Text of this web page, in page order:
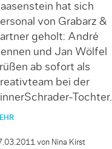
hat sich
von Grabarz &
geholt: André
und Jan Wölfel
ab sofort als
bei der
Tochter.
von Nina Kirst